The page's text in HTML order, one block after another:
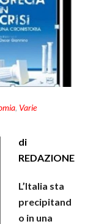
, Varie
di
REDAZIONE
L’Italia sta
precipitand
o in una